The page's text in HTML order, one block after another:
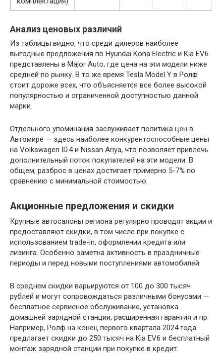
Анализ ценовых различий
Из таблицы видно, что среди дилеров наиболее
выгодные предложения по Hyundai Kona Electric и Kia EV6
представлены в Major Auto, где цена на эти модели ниже
средней по рынку. В то же время Tesla Model Y в Ролф
стоит дороже всех, что объясняется все более высокой
популярностью и ограниченной доступностью данной
марки.
Отдельного упоминания заслуживает политика цен в
Автомире — здесь наиболее конкурентоспособные цены
на Volkswagen ID.4 и Nissan Ariya, что позволяет привлечь
дополнительный поток покупателей на эти модели. В
общем, разброс в ценах достигает примерно 5-7% по
сравнению с минимальной стоимостью.
Акционные предложения и скидки
Крупные автосалоны региона регулярно проводят акции и
предоставляют скидки, в том числе при покупке с
использованием trade-in, оформлении кредита или
лизинга. Особенно заметна активность в праздничные
периоды и перед новыми поступлениями автомобилей.
В среднем скидки варьируются от 100 до 300 тысяч
рублей и могут сопровождаться различными бонусами —
бесплатное сервисное обслуживание, установка
домашней зарядной станции, расширенная гарантия и пр.
Например, Ролф на конец первого квартала 2024 года
предлагает скидки до 250 тысяч на Kia EV6 и бесплатный
монтаж зарядной станции при покупке в кредит.